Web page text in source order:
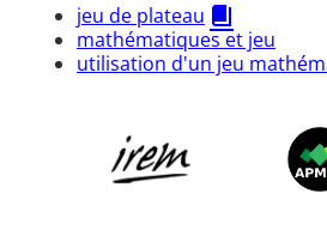
jeu de plateau
mathématiques et jeu
utilisation d'un jeu